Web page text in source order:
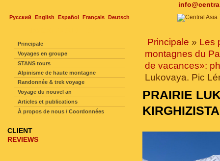
Русский English Español Français Deutsch
Principale » Les
montagnes du
de vacances»:
Lukovaya. Pic
PRAIRIE
Principale
Voyages en groupe
STANS tours
Alpinisme de haute montagne
Randonnée & trek voyage
Voyage du nouvel an
Articles et publications
À propos de nous / Coordonnées
CLIENT
REVIEWS